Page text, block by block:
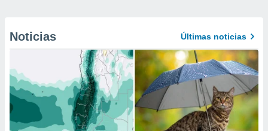
Noticias Últimas noticias